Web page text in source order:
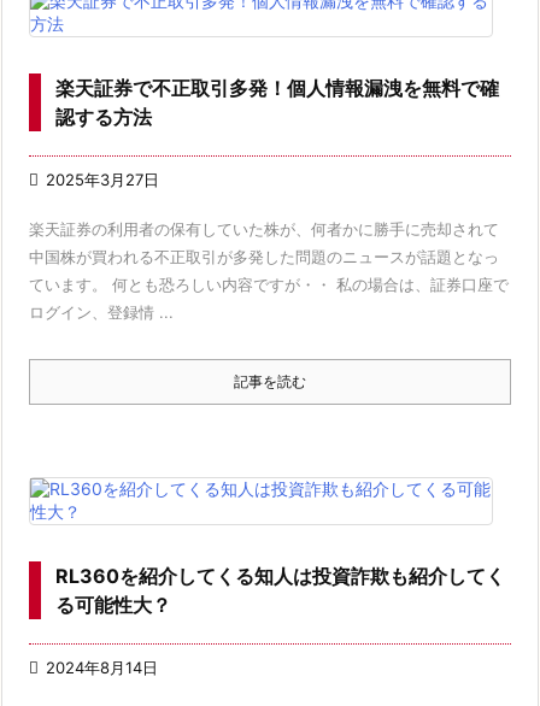
楽天証券で不正取引多発！個人情報漏洩を無料で確
認する方法
 2025年3月27日
楽天証券の利用者の保有していた株が、何者かに勝手に売却されて
中国株が買われる不正取引が多発した問題のニュースが話題となっ
ています。 何とも恐ろしい内容ですが・・ 私の場合は、証券口座で
ログイン、登録情 ...
記事を読む
RL360を紹介してくる知人は投資詐欺も紹介してく
る可能性大？
 2024年8月14日